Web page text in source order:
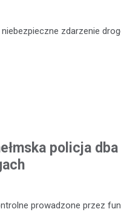
zdarzenie
policja dba
prowadzone przez